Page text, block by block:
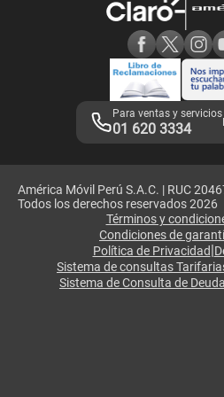
Adquirientes iPhone 6, 6S y SE
Mensaje de Seguridad
Términos y Condiciones de Tienda
Libro de Reclamaciones
Legales de marketplace
Para ventas y servicios
01 620 3334
América Móvil Perú S.A.C. | RUC
Todos los derechos reservados 2026
Términos y
Condiciones de
Política de Privacidad|
Sistema de consultas
Sistema de Consulta de